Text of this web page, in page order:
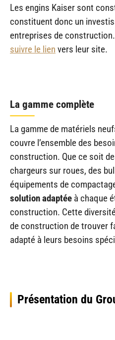
Les engins Kaiser sont
constituent donc un
entreprises de
suivre le lien vers leur site.
La gamme complète
La gamme de matériels
couvre l’ensemble des
construction. Que ce soit
chargeurs sur roues, des
équipements de
solution adaptée à chaque
construction. Cette
de construction de trouver
adapté à leurs besoins
Présentation du